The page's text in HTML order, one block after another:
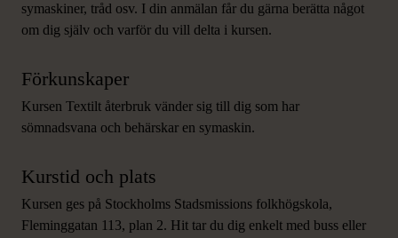
symaskiner, tråd osv. I din anmälan får du gärna berätta något
om dig själv och varför du vill delta i kursen.
Förkunskaper
Kursen Textilt återbruk vänder sig till dig som har
sömnadsvana och behärskar en symaskin.
Kurstid och plats
Kursen ges på Stockholms Stadsmissions folkhögskola,
Fleminggatan 113, plan 2. Hit tar du dig enkelt med buss eller